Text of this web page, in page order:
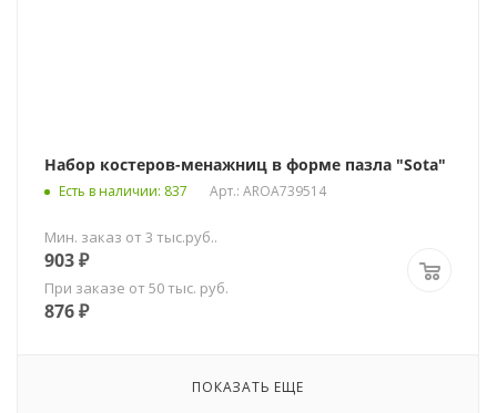
Набор костеров-менажниц в форме пазла "Sota"
Есть в наличии: 837 Арт.: AROA739514
Мин. заказ от 3 тыс.руб..
903₽
При заказе от 50 тыс. руб.
876₽
ПОКАЗАТЬ ЕЩЕ